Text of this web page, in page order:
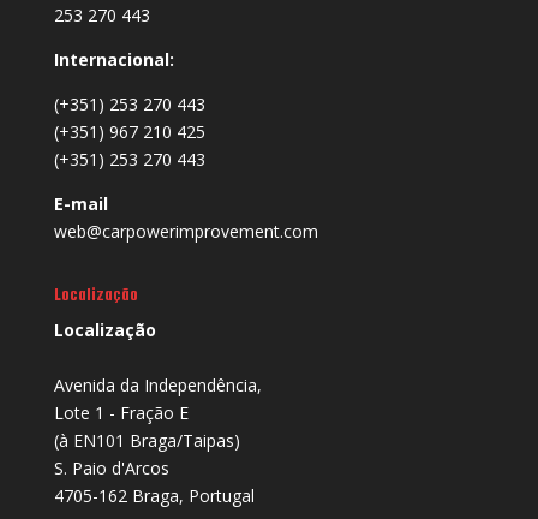
253 270 443
Internacional:
(+351) 253 270 443
(+351) 967 210 425
(+351) 253 270 443
E-mail
web@carpowerimprovement.com
Localização
Localização
Avenida da Independência,
Lote 1 - Fração E
(à EN101 Braga/Taipas)
S. Paio d'Arcos
4705-162 Braga, Portugal